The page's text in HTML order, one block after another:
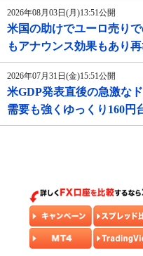
2026年08月03日(月)13:51公開
米国の助けでユーロ売り
もアナウンス効果もあり
2026年07月31日(金)15:51公開
米GDP発表直後の急激な
需要も強くゆっくり160円